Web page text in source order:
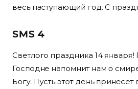
весь наступающий год. С
SMS 4
Светлого праздника 14
Господне напомнит нам о
Богу. Пусть этот день принесёт